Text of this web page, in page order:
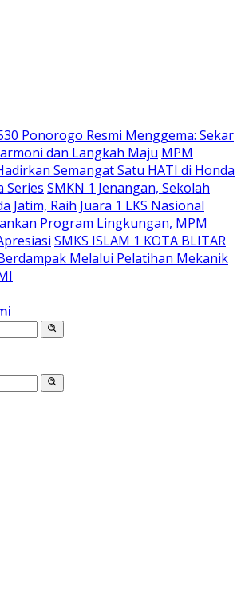
Ponorogo Resmi Menggema: Sekar
dan Langkah Maju MPM
Semangat Satu HATI di Honda
Series SMKN 1 Jenangan, Sekolah
Jatim, Raih Juara 1 LKS Nasional
Program Lingkungan, MPM
SMKS ISLAM 1 KOTA BLITAR
Melalui Pelatihan Mekanik